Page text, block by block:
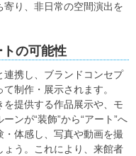
り、非日常の空間演出を
の可能性
連携し、ブランドコンセプ
制作・展示されます。
を提供する作品展示や、モ
ンが“装飾”から“アート”へ
体感し、写真や動画を撮
ょう。これにより、来館者